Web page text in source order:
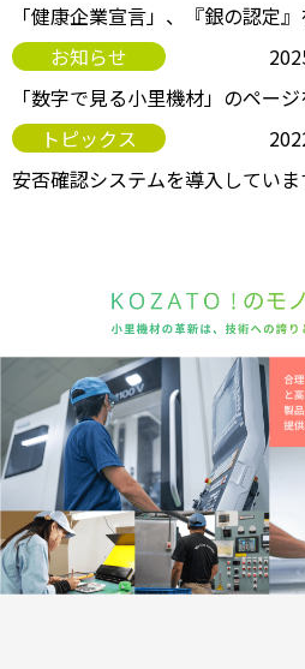
「健康企業宣言」、『銀の認定』
お知らせ
「数字で見る小里機材」のページ
トピックス
安否確認システムを導入していま